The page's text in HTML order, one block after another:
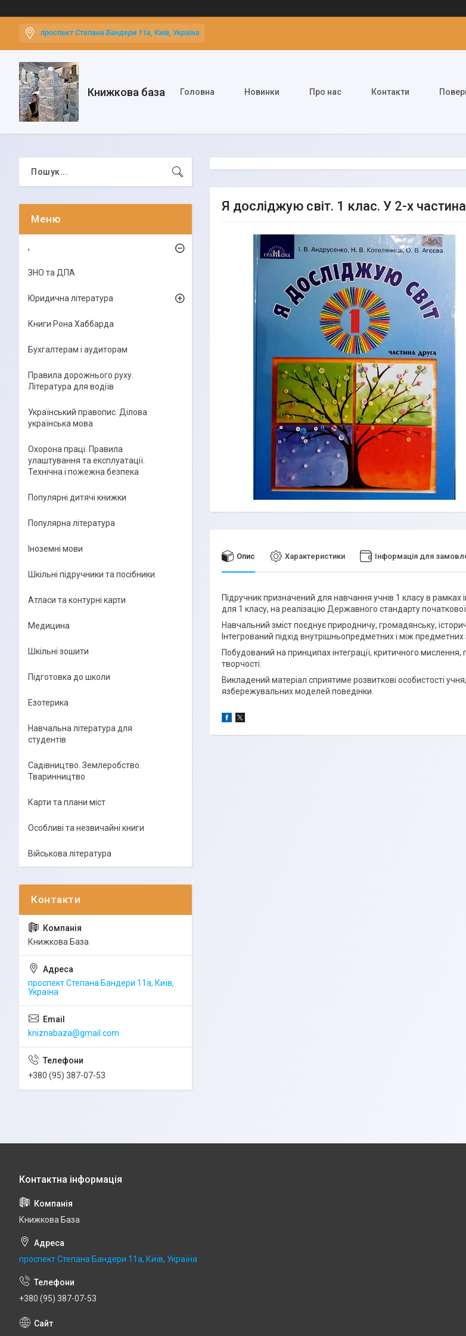
проспект Степана Бандери 11а, Київ, Україна
Книжкова база Головна Новинки Про нас Контакти
Я досліджую світ. 1 клас. У 2-х
Опис Характеристики Інформація для
Підручник призначений для навчання учнів 1 класу в рамках
для 1 класу, на реалізацію Державного стандарту початкової
Навчальний зміст поєднує природничу, громадянську,
Інтегрований підхід внутрішньопредметних і між
Побудований на принципах інтеграції, критичного
творчості.
Викладений матеріал сприятиме розвиткові особистості
язбережувальних моделей поведінки.
,
ЗНО та ДПА
Юридична література
Книги Рона Хаббарда
Бухгалтерам і аудиторам
Правила дорожнього руху.
Література для водіїв
Український правопис. Ділова
українська мова
Охорона праці. Правила
улаштування та експлуатації.
Технічна і пожежна безпека
Популярні дитячі книжки
Популярна література
Іноземні мови
Шкільні підручники та посібники
Атласи та контурні карти
Медицина
Шкільні зошити
Підготовка до школи
Езотерика
Навчальна література для
студентів
Садівництво. Землеробство.
Тваринництво
Карти та плани міст
Особливі та незвичайні книги
Військова література
Книжкова База
проспект Степана Бандери 11а, Київ,
Україна
kniznabaza@gmail.com
+380 (95) 387-07-53
Книжкова База
проспект Степана Бандери 11а, Київ, Україна
+380 (95) 387-07-53